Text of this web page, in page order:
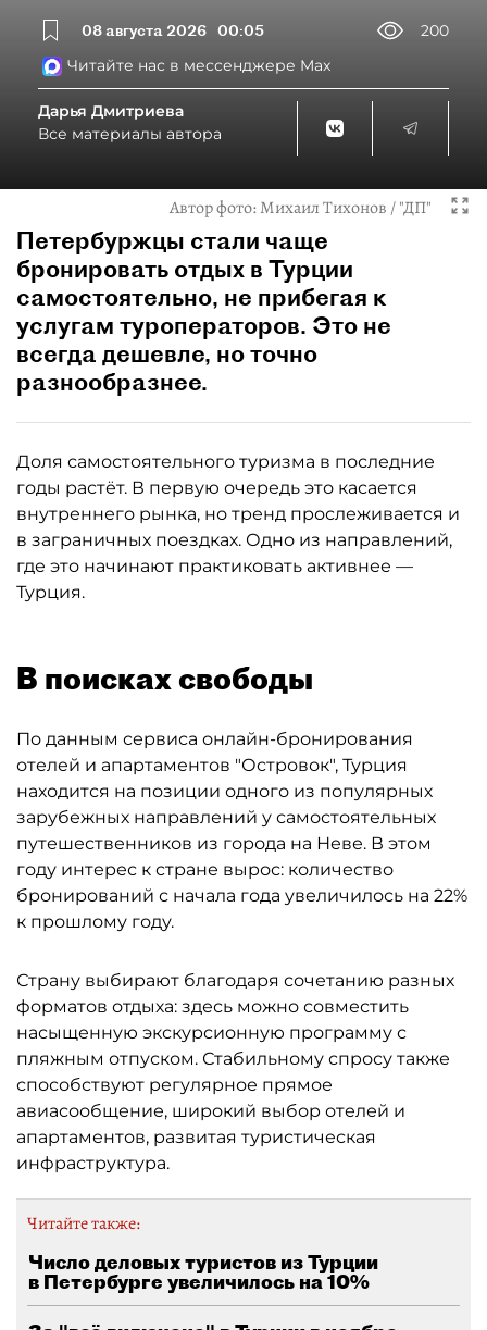
08 августа 2026 00:05
200
Читайте нас в мессенджере Max
Дарья Дмитриева
Все материалы автора
Автор фото:Михаил Тихонов / "ДП"
Петербуржцы стали чаще
бронировать отдых в Турции
самостоятельно, не прибегая к
услугам туроператоров. Это не
всегда дешевле, но точно
разнообразнее.
Доля самостоятельного туризма в последние
годы растёт. В первую очередь это касается
внутреннего рынка, но тренд прослеживается и
в заграничных поездках. Одно из направлений,
где это начинают практиковать активнее —
Турция.
В поисках свободы
По данным сервиса онлайн-бронирования
отелей и апартаментов "Островок", Турция
находится на позиции одного из популярных
зарубежных направлений у самостоятельных
путешественников из города на Неве. В этом
году интерес к стране вырос: количество
бронирований с начала года увеличилось на 22%
к прошлому году.
Страну выбирают благодаря сочетанию разных
форматов отдыха: здесь можно совместить
насыщенную экскурсионную программу с
пляжным отпуском. Стабильному спросу также
способствуют регулярное прямое
авиасообщение, широкий выбор отелей и
апартаментов, развитая туристическая
инфраструктура.
Читайте также:
Число деловых туристов из Турции
в Петербурге увеличилось на 10%